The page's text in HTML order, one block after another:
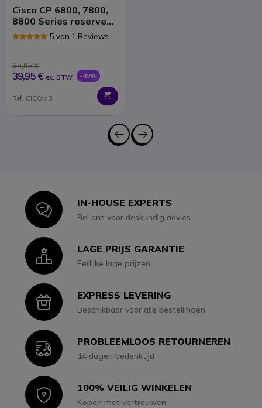
Cisco CP 6800, 7800,
8800 Series reserve
hoorn
5 van 1 Reviews
69,95 €
39,95 € ex. BTW -42%
Ref: CICOMB
IconIN-HOUSE EXPERTS
Bel ons voor deskundig advies
IconLAGE PRIJS GARANTIE
Eerlijke lage prijzen
IconEXPRESS LEVERING
Beschikbaar voor alle bestellingen
IconPROBLEEMLOOS RETOURNEREN
14 dagen bedenktijd
Icon100% VEILIG WINKELEN
Kopen met vertrouwen